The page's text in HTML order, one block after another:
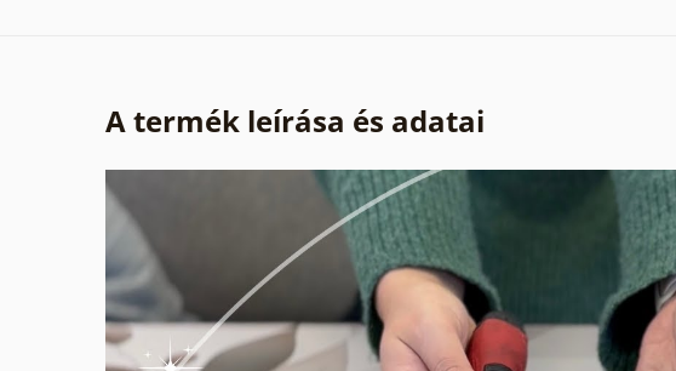
A termék leírása és adatai